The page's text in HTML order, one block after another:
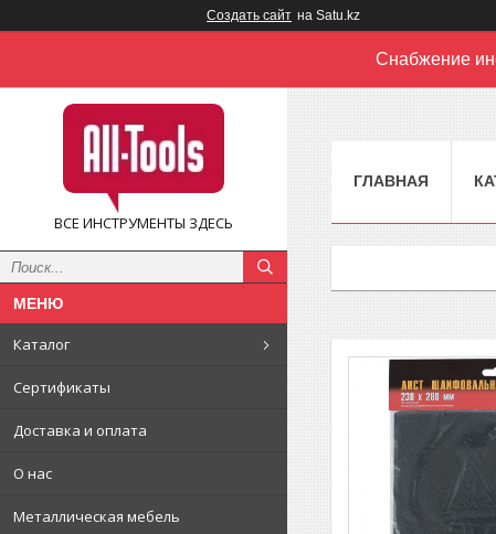
Создать сайт на Satu.kz
Снабжение
ВСЕ ИНСТРУМЕНТЫ ЗДЕСЬ
Каталог
Сертификаты
Доставка и оплата
О нас
Металлическая мебель
ГЛАВНАЯ